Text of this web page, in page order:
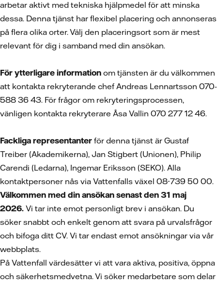
arbetar aktivt med tekniska hjälpmedel för att minska
dessa. Denna tjänst har flexibel placering och annonseras
på flera olika orter. Välj den placeringsort som är mest
relevant för dig i samband med din ansökan.
För ytterligare information om tjänsten är du välkommen
att kontakta rekryterande chef Andreas Lennartsson 070-
588 36 43. För frågor om rekryteringsprocessen,
vänligen kontakta rekryterare Åsa Vallin 070 277 12 46.
Fackliga representanter för denna tjänst är Gustaf
Treiber (Akademikerna), Jan Stigbert (Unionen), Philip
Carendi (Ledarna), Ingemar Eriksson (SEKO). Alla
kontaktpersoner nås via Vattenfalls växel 08-739 50 00.
Välkommen med din ansökan senast den 31 maj
2026. Vi tar inte emot personligt brev i ansökan. Du
söker snabbt och enkelt genom att svara på urvalsfrågor
och bifoga ditt CV. Vi tar endast emot ansökningar via vår
webbplats.
På Vattenfall värdesätter vi att vara aktiva, positiva, öppna
och säkerhetsmedvetna. Vi söker medarbetare som delar